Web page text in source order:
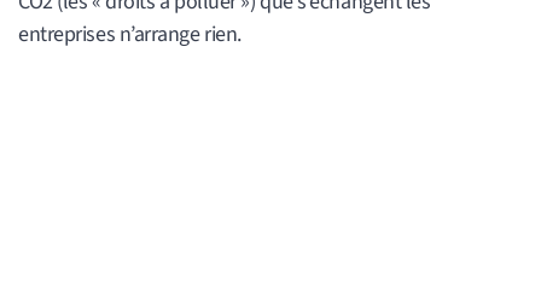
entreprises n’arrange rien.